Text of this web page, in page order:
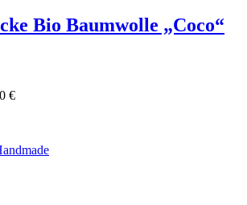
Bio Baumwolle „Coco“
€